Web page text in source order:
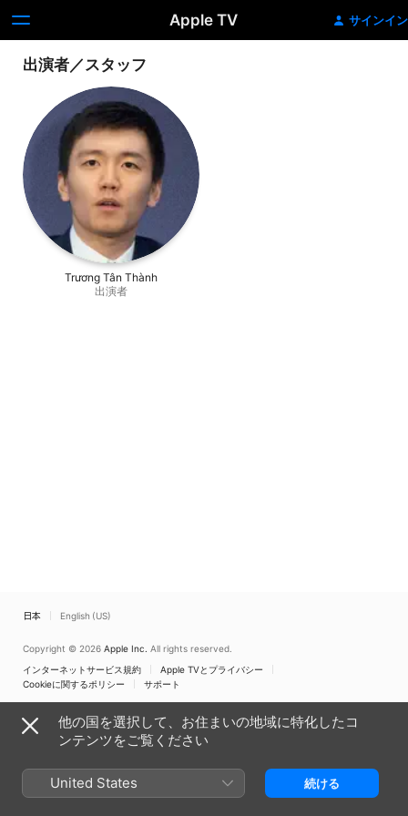
Apple TV サインイン
出演者／スタッフ
Trương Tân Thành
出演者
日本 English (US)
Copyright © 2026 Apple Inc. All rights reserved.
インターネットサービス規約
Apple TVとプライバシー
Cookieに関するポリシー
サポート
他の国を選択して、お住まいの地域に特化したコ
ンテンツをご覧ください
United States 続ける